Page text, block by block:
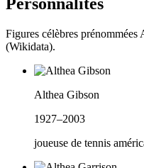
Personnalités
Figures célèbres prénommées
(Wikidata).
Althea Gibson
1927–2003
joueuse de tennis